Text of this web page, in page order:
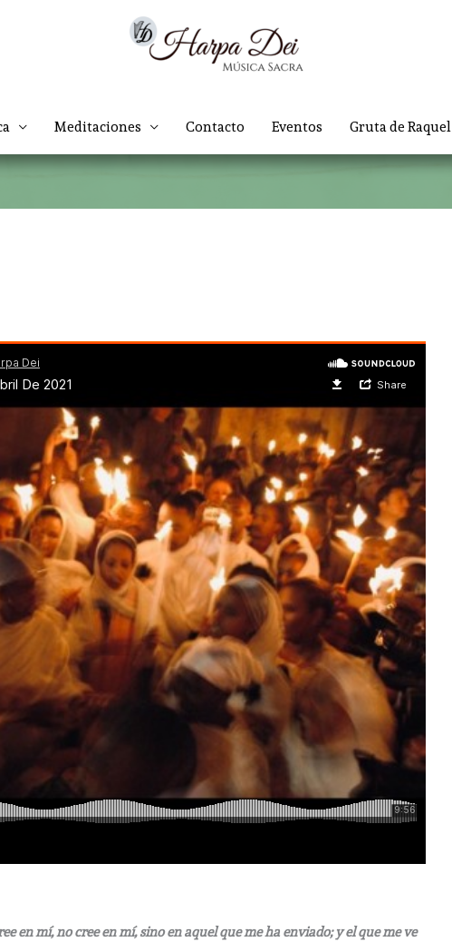
Meditaciones Contacto Eventos Gruta de Raquel
en mí, no cree en mí, sino en aquel que me ha enviado; y el que me ve